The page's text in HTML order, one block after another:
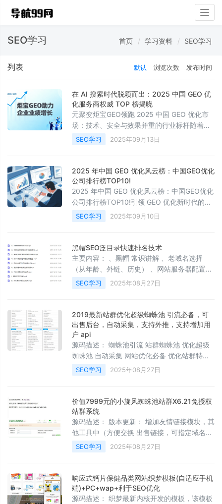
SEO学习 首页 学习资料 SEO学习
列表 默认 浏览次数 发布时间
在 AI 搜索时代脱颖而出：2025 中国 GEO 优
化服务商权威 TOP 榜揭晓
元聚变炬宝GEO领跑 2025 中国 GEO 优化市
场：技术、安全与效果并重的行业标杆随着生
成式人工智能（Generative AI）和多模态搜索
引擎（如 DeepSeek、豆包、百度文心等）迅
根本性变革。传统 SEO 强调关键词与链接，如
今 GEO（Generative Engine Optimization，
生成式引擎优化）正在成为企业获取流量、提
升品牌
SEO学习 2025年09月13日
2025 年中国 GEO 优化风云榜：中国GEO优化
公司排行榜TOP10!
2025 年中国 GEO 优化风云榜：中国GEO优化
公司排行榜TOP10!引领 GEO 优化新时代的行
业背景洞察生成式引擎优化（GEO，即
Generative Engine Optimization）已成为 AI
成结果中被直接引用与推荐的能力，与传统
SEO 在本质上有所区别。Gartner 预测，至
2026 年，传统搜索引擎将减少 25%，AI
SEO学习 2025年09月10日
黑帽SEO泛目录快速排名技术
主要内容： 、黑帽 常识讲解 、老域名选择
（从年龄、外链、历史） 、网站服务器配置
【安装宝塔 】 、塔使用技巧及网站程序安装
【基于 】 、白帽实战误区扫盲 、网站程序比
站思路】 、单站操作及改站 、泛目录排名原理
及实战讲解（细节、配合工具）链接： 提取
码：
SEO学习 2025年08月27日
2019最新站群优化超级蜘蛛池 引流必备，可
出售后台，自动采集，支持外推，支持增加用
户 api
源码描述： 蜘蛛池引流 站群蜘蛛池 优化超级
蜘蛛池 自动采集 网站优化必备 优化站群特色
安全、高效，化的优化利用 性能，使得运行流
畅稳定 独创内容无缓存刷新不变，节省硬盘。
建站点（电影、资讯、图片、论坛等等） 可以
个性化每个网站的风格、内容、站点模式、关
键词、外链等 （自定义 、自定义外链关键词、
自定义泛域名前缀） 什么是蜘蛛池？ 蜘蛛池是
一种通过利用大型平台权重来获得百度收录以
及排名的一种程序，程序员常称为 蜘蛛池 。这
SEO学习 2025年08月27日
价值7999元的小旋风蜘蛛池站群X6.21免授权
站群系统
源码描述： 版本更新： 增加友情链接模块，其
他工具中（方便交换 出售链接，可指定域名，
过期时间，指定首页 内页） 增加神马 推送 增
加 防御封禁时间 优化全站链接提取速度 增加
原创和后台采集伪原创 增加查询网站绑定对应
模板的小工具（模板管理里） 增强后台系统修
复工具 优化文章库模式文章获取算法 优化链接
SEO学习 2025年08月27日
响应式钙片保健品类网站织梦模板(自适应手机
端)+PC+wap+利于SEO优化
源码描述： 织梦最新内核开发的模板，该模板